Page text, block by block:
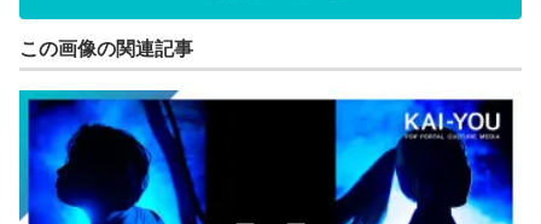
この画像の関連記事